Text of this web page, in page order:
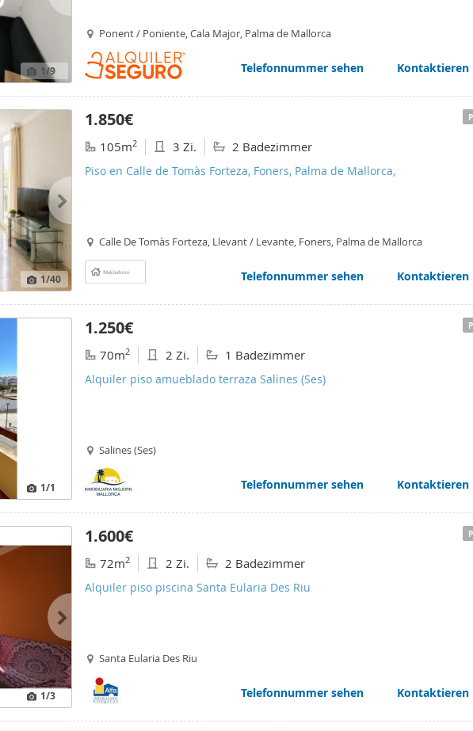
1/9
Ponent / Poniente, Cala Major, Palma de Mallorca
Telefonnummer sehen Kontaktieren
1/40
1.850€
105m2 3 Zi. 2 Badezimmer
Piso en Calle de Tomàs Forteza, Foners, Palma de Mallorca,
Calle De Tomàs Forteza, Llevant / Levante, Foners, Palma de Mallorca
Maklerbüro Telefonnummer sehen Kontaktieren
1/1
1.250€
70m2 2 Zi. 1 Badezimmer
Alquiler piso amueblado terraza Salines (Ses)
Salines (Ses)
Telefonnummer sehen Kontaktieren
1/3
1.600€
72m2 2 Zi. 2 Badezimmer
Alquiler piso piscina Santa Eularia Des Riu
Santa Eularia Des Riu
Telefonnummer sehen Kontaktieren